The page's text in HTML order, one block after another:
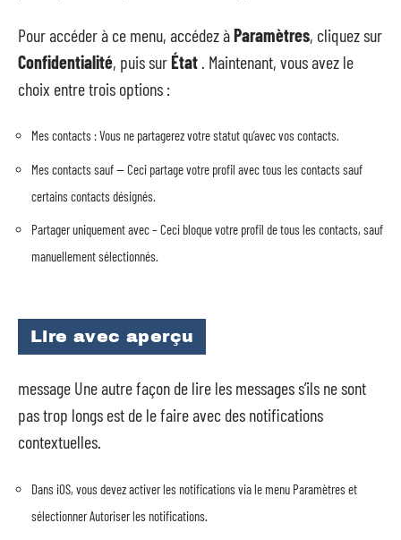
Pour accéder à ce menu, accédez àParamètres, cliquez sur
Confidentialité, puis surÉtat . Maintenant, vous avez le
choix entre trois options :
Mes contacts : Vous ne partagerez votre statut qu’avec vos contacts.
Mes contacts sauf — Ceci partage votre profil avec tous les contacts sauf
certains contacts désignés.
Partager uniquement avec – Ceci bloque votre profil de tous les contacts, sauf
manuellement sélectionnés.
Lire avec aperçu
message Une autre façon de lire les messages s’ils ne sont
pas trop longs est de le faire avec des notifications
contextuelles.
Dans iOS, vous devez activer les notifications via le menu Paramètres et
sélectionner Autoriser les notifications.